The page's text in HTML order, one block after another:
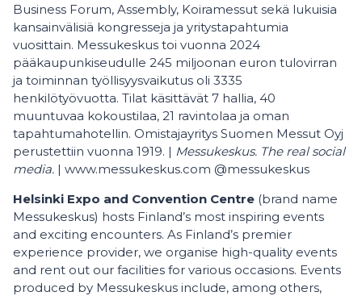
Business Forum, Assembly, Koiramessut sekä lukuisia
kansainvälisiä kongresseja ja yritystapahtumia
vuosittain. Messukeskus toi vuonna 2024
pääkaupunkiseudulle 245 miljoonan euron tulovirran
ja toiminnan työllisyysvaikutus oli 3335
henkilötyövuotta. Tilat käsittävät 7 hallia, 40
muuntuvaa kokoustilaa, 21 ravintolaa ja oman
tapahtumahotellin. Omistajayritys Suomen Messut Oyj
perustettiin vuonna 1919. | Messukeskus. The real social
media. | www.messukeskus.com @messukeskus
Helsinki Expo and Convention Centre (brand name
Messukeskus) hosts Finland’s most inspiring events
and exciting encounters. As Finland’s premier
experience provider, we organise high-quality events
and rent out our facilities for various occasions. Events
produced by Messukeskus include, among others,